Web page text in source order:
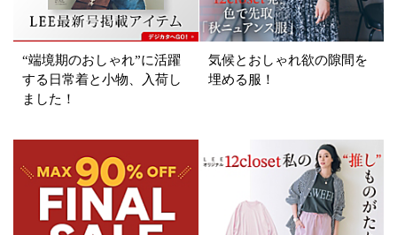
掲載雑誌
価格
表示オプション
すべて 新着
“端境期のおしゃれ”に活躍
する日常着と小物、入荷し
ました！
気候とおしゃれ欲の隙間を
埋める服！